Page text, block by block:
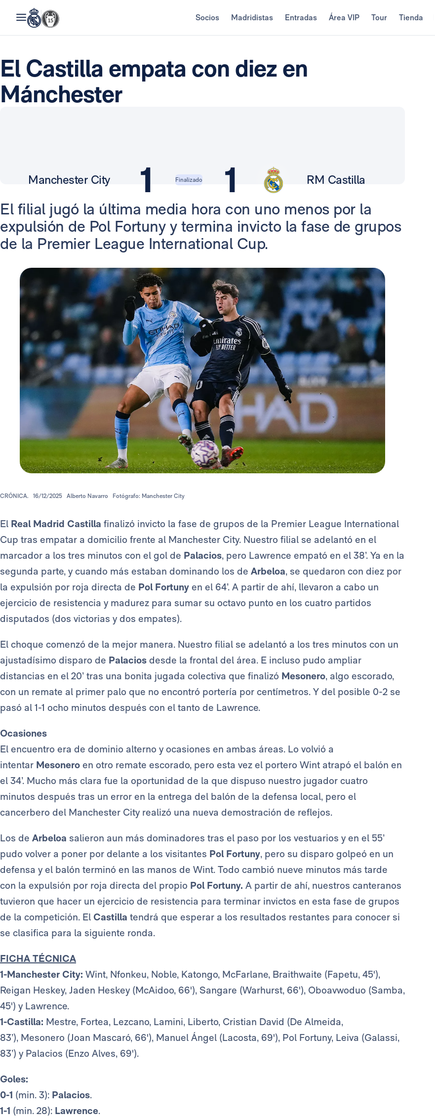
Socios Madridistas Entradas Área VIP Tour Tienda
El Castilla empata con diez en
Mánchester
1 1
Manchester City Finalizado RM Castilla
El filial jugó la última media hora con uno menos por la
expulsión de Pol Fortuny y termina invicto la fase de grupos
de la Premier League International Cup.
CRÓNICA. 16/12/2025 Alberto Navarro Fotógrafo: Manchester City
El Real Madrid Castilla finalizó invicto la fase de grupos de la Premier League International
Cup tras empatar a domicilio frente al Manchester City. Nuestro filial se adelantó en el
marcador a los tres minutos con el gol de Palacios, pero Lawrence empató en el 38’. Ya en la
segunda parte, y cuando más estaban dominando los de Arbeloa, se quedaron con diez por
la expulsión por roja directa de Pol Fortuny en el 64’. A partir de ahí, llevaron a cabo un
ejercicio de resistencia y madurez para sumar su octavo punto en los cuatro partidos
disputados (dos victorias y dos empates).
El choque comenzó de la mejor manera. Nuestro filial se adelantó a los tres minutos con un
ajustadísimo disparo de Palacios desde la frontal del área. E incluso pudo ampliar
distancias en el 20’ tras una bonita jugada colectiva que finalizó Mesonero, algo escorado,
con un remate al primer palo que no encontró portería por centímetros. Y del posible 0-2 se
pasó al 1-1 ocho minutos después con el tanto de Lawrence.
Ocasiones
El encuentro era de dominio alterno y ocasiones en ambas áreas. Lo volvió a
intentar Mesonero en otro remate escorado, pero esta vez el portero Wint atrapó el balón en
el 34’. Mucho más clara fue la oportunidad de la que dispuso nuestro jugador cuatro
minutos después tras un error en la entrega del balón de la defensa local, pero el
cancerbero del Manchester City realizó una nueva demostración de reflejos.
Los de Arbeloa salieron aun más dominadores tras el paso por los vestuarios y en el 55’
pudo volver a poner por delante a los visitantes Pol Fortuny, pero su disparo golpeó en un
defensa y el balón terminó en las manos de Wint. Todo cambió nueve minutos más tarde
con la expulsión por roja directa del propio Pol Fortuny. A partir de ahí, nuestros canteranos
tuvieron que hacer un ejercicio de resistencia para terminar invictos en esta fase de grupos
de la competición. El Castilla tendrá que esperar a los resultados restantes para conocer si
se clasifica para la siguiente ronda.
FICHA TÉCNICA
1-Manchester City: Wint, Nfonkeu, Noble, Katongo, McFarlane, Braithwaite (Fapetu, 45'),
Reigan Heskey, Jaden Heskey (McAidoo, 66'), Sangare (Warhurst, 66'), Oboavwoduo (Samba,
45') y Lawrence.
1-Castilla: Mestre, Fortea, Lezcano, Lamini, Liberto, Cristian David (De Almeida,
83’), Mesonero (Joan Mascaró, 66'), Manuel Ángel (Lacosta, 69'), Pol Fortuny, Leiva (Galassi,
83’) y Palacios (Enzo Alves, 69').
Goles:
0-1 (min. 3): Palacios.
1-1 (min. 28): Lawrence.